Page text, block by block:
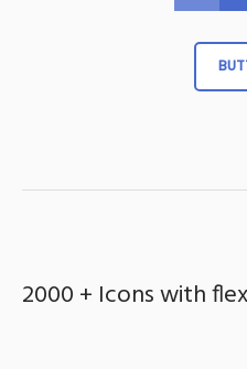
2000 + Icons with